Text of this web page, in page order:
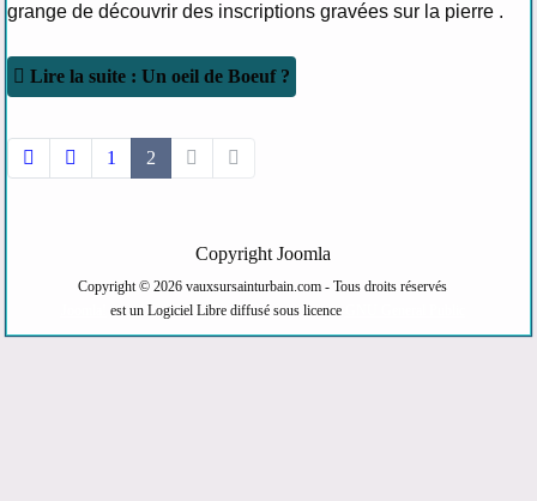
grange de découvrir des inscriptions gravées sur la pierre .
Lire la suite : Un oeil de Boeuf ?
1 2
Copyright Joomla
Copyright © 2026 vauxsursainturbain.com - Tous droits réservés
est un Logiciel Libre diffusé sous licence